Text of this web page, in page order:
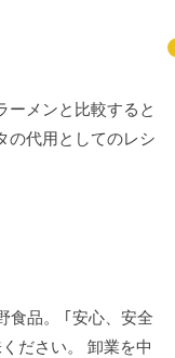
メンと比較すると
の代用としてのレシ
食品。 ｢安心、安全
ださい。 卸業を中